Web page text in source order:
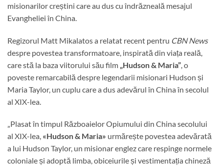
misionarilor creștini care au dus cu îndrăzneală mesajul
Evangheliei în China.
Regizorul Matt Mikalatos a relatat recent pentru CBN News
despre povestea transformatoare, inspirată din viața reală,
care stă la baza viitorului său film „Hudson & Maria” , o
poveste remarcabilă despre legendarii misionari Hudson și
Maria Taylor, un cuplu care a dus adevărul în China în secolul
al XIX-lea.
„Plasat în timpul Războaielor Opiumului din China secolului
al XIX-lea, «Hudson & Maria» urmărește povestea adevărată
a lui Hudson Taylor, un misionar englez care respinge normele
coloniale și adoptă limba, obiceiurile și vestimentația chineză